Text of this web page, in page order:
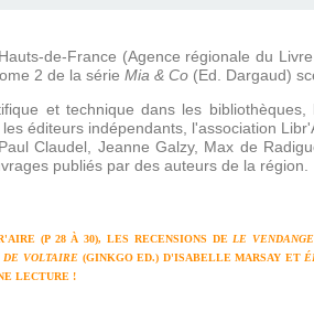
de-France (Agence régionale du
2 de la série Mia & Co (Ed. Dargaud)
et technique dans les
éditeurs indépendants, l'association
Claudel, Jeanne Galzy, Max de
publiés par des auteurs de la région.
(P 28 À 30), LES RECENSIONS DELE
VOLTAIRE(GINKGO ED.) D'ISABELLE MARSAY ET
LECTURE !